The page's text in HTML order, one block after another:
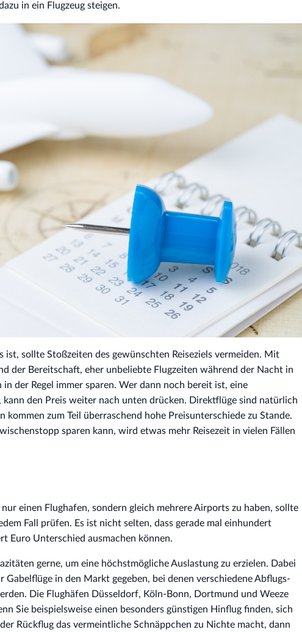
in ein Flugzeug steigen.
sollte Stoßzeiten des gewünschten Reiseziels vermeiden. Mit
der Bereitschaft, eher unbeliebte Flugzeiten während der Nacht in
der Regel immer sparen. Wer dann noch bereit ist, eine
den Preis weiter nach unten drücken. Direktflüge sind natürlich
kommen zum Teil überraschend hohe Preisunterschiede zu Stande.
sparen kann, wird etwas mehr Reisezeit in vielen Fällen
einen Flughafen, sondern gleich mehrere Airports zu haben, sollte
Fall prüfen. Es ist nicht selten, dass gerade mal einhundert
Euro Unterschied ausmachen können.
gerne, um eine höchstmögliche Auslastung zu erzielen. Dabei
in den Markt gegeben, bei denen verschiedene Abflugs-
Die Flughäfen Düsseldorf, Köln-Bonn, Dortmund und Weeze
Sie beispielsweise einen besonders günstigen Hinflug finden, sich
Rückflug das vermeintliche Schnäppchen zu Nichte macht, dann